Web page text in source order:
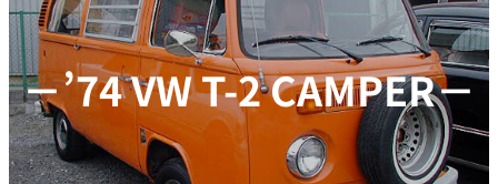
－’74 VW T-2 CAMPER－